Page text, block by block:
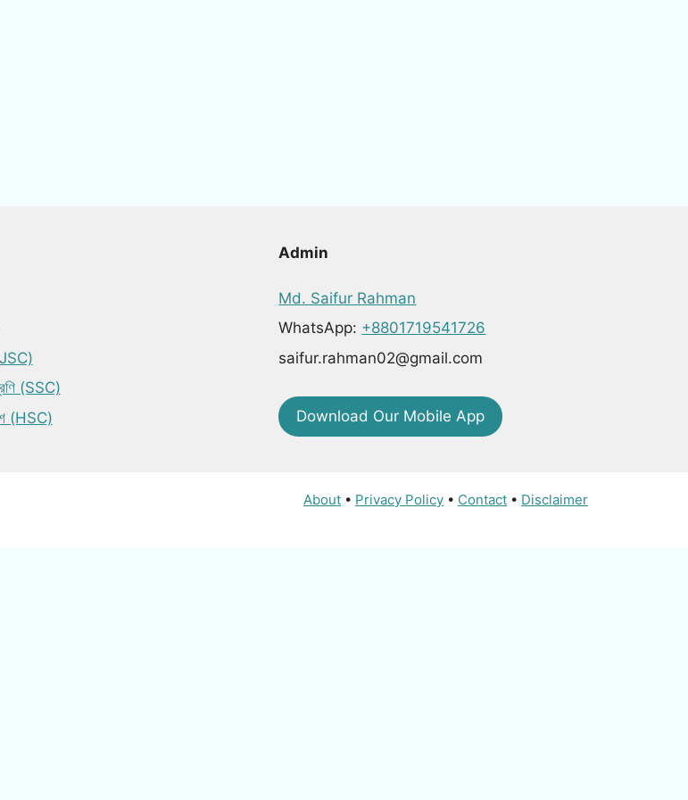
(SSC)
(HSC)
Admin
Md. Saifur Rahman
WhatsApp: +8801719541726
saifur.rahman02@gmail.com
Download Our Mobile App
About • Privacy Policy • Contact • Disclaimer